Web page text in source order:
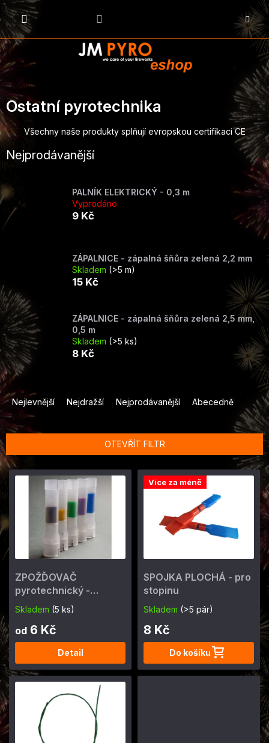
Přejít
na
obsah
KOŠÍK
Ostatní pyrotechnika
Všechny naše produkty splňují evropskou certifikaci CE
Nejprodávanější
PALNÍK ELEKTRICKÝ - 0,3 m
Vyprodáno
9 Kč
ZÁPALNICE - zápalná šňůra zelená 2,2 mm
Skladem (>5 m)
15 Kč
ZÁPALNICE - zápalná šňůra zelená 2,5 mm,
0,5 m
Skladem (>5 ks)
8 Kč
Ř
a
z
e
í
p
r
u
k
t
ů
Nejlevnější Nejdražší Nejprodávanější Abecedně
OTEVŘÍT FILTR
V
i
s
r
ů
ZPOŽĎOVAČ
pyrotechnický -
pyroclock
Skladem (5 ks)
od 6 Kč
Detail
Více za méně
SPOJKA PLOCHÁ - pro
stopinu
Skladem (>5 pár)
8 Kč
Do košíku